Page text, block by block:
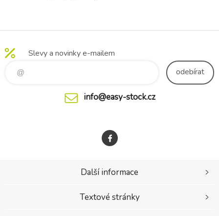
Slevy a novinky e-mailem
odebírat
info@easy-stock.cz
Další informace
Textové stránky